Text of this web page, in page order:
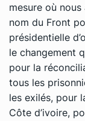
mesure où
nom du Front
présidentielle
le changement
pour la
tous les
les exilés, pour
Côte d’ivoire,